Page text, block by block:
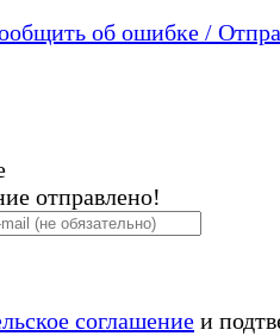
об ошибке /
отправлено!
соглашение и